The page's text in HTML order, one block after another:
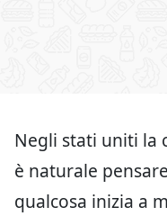
Negli stati uniti la
è naturale
qualcosa inizia a